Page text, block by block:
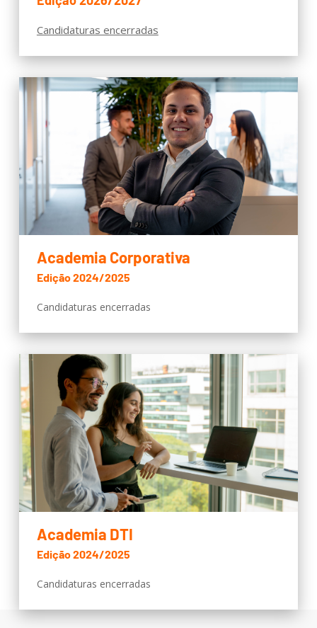
Candidaturas encerradas
Academia Corporativa
Edição 2024/2025
Candidaturas encerradas
Academia DTI
Edição 2024/2025
Candidaturas encerradas